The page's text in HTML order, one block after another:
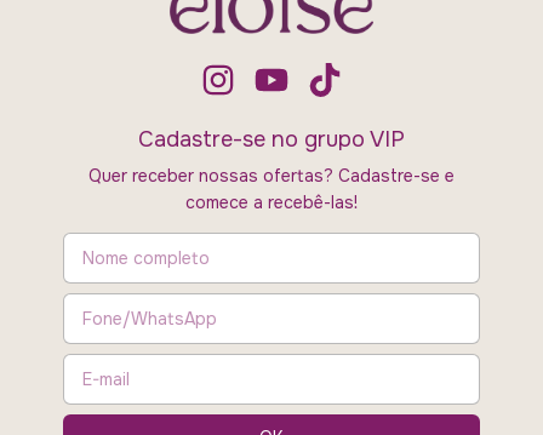
Cadastre-se no grupo VIP
Quer receber nossas ofertas? Cadastre-se e
comece a recebê-las!